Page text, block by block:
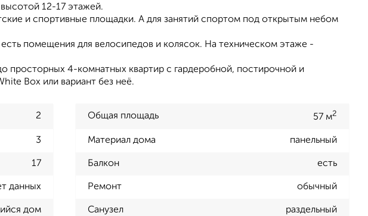
12-17 этажей.
и спортивные площадки. А для занятий спортом под открытым небом
помещения для велосипедов и колясок. На техническом этаже -
просторных 4-комнатных квартир с гардеробной, постирочной и
Box или вариант без неё.
2 Общая площадь 57 м2
3 Материал дома панельный
17 Балкон есть
данных Ремонт обычный
дом Санузел раздельный